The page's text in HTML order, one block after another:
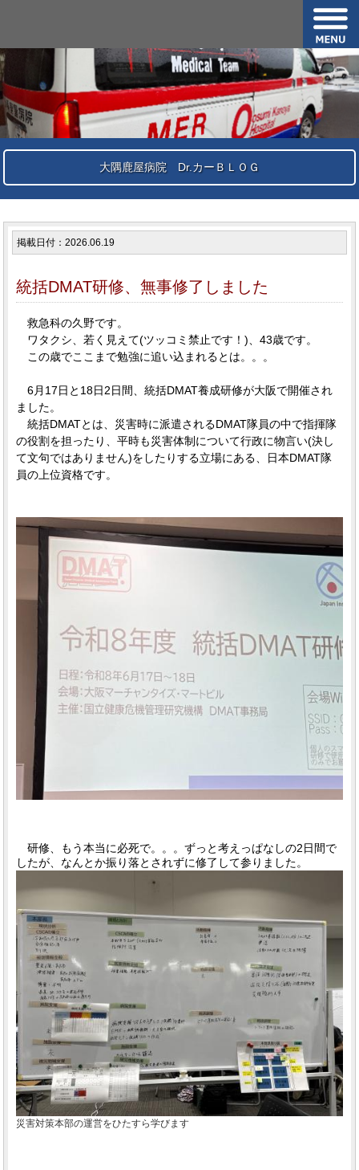
大隅鹿屋病院 Dr.カーＢＬＯＧ
掲載日付：2026.06.19
統括DMAT研修、無事修了しました
救急科の久野です。
ワタクシ、若く見えて(ツッコミ禁止です！)、43歳です。
この歳でここまで勉強に追い込まれるとは。。。
6月17日と18日2日間、統括DMAT養成研修が大阪で開催され
ました。
統括DMATとは、災害時に派遣されるDMAT隊員の中で指揮隊
の役割を担ったり、平時も災害体制について行政に物言い(決し
て文句ではありません)をしたりする立場にある、日本DMAT隊
員の上位資格です。
研修、もう本当に必死で。。。ずっと考えっぱなしの2日間で
したが、なんとか振り落とされずに修了して参りました。
災害対策本部の運営をひたすら学びます